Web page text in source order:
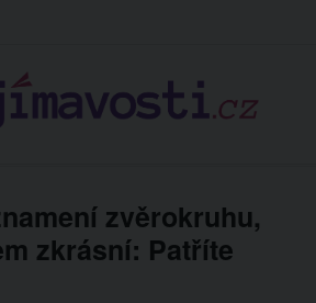
zvěrokruhu,
zkrásní: Patříte